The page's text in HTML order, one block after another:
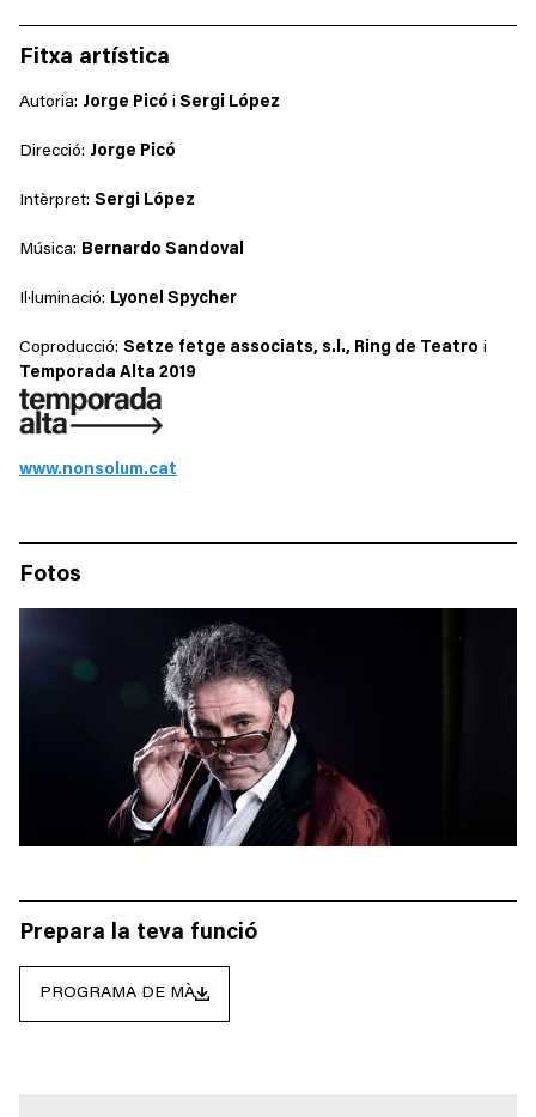
Fitxa artística
Autoria: Jorge Picó i Sergi López
Direcció: Jorge Picó
Intèrpret: Sergi López
Música: Bernardo Sandoval
Il·luminació: Lyonel Spycher
Coproducció: Setze fetge associats, s.l., Ring de Teatro i
Temporada Alta 2019
www.nonsolum.cat
Fotos
Prepara la teva funció
PROGRAMA DE MÀ